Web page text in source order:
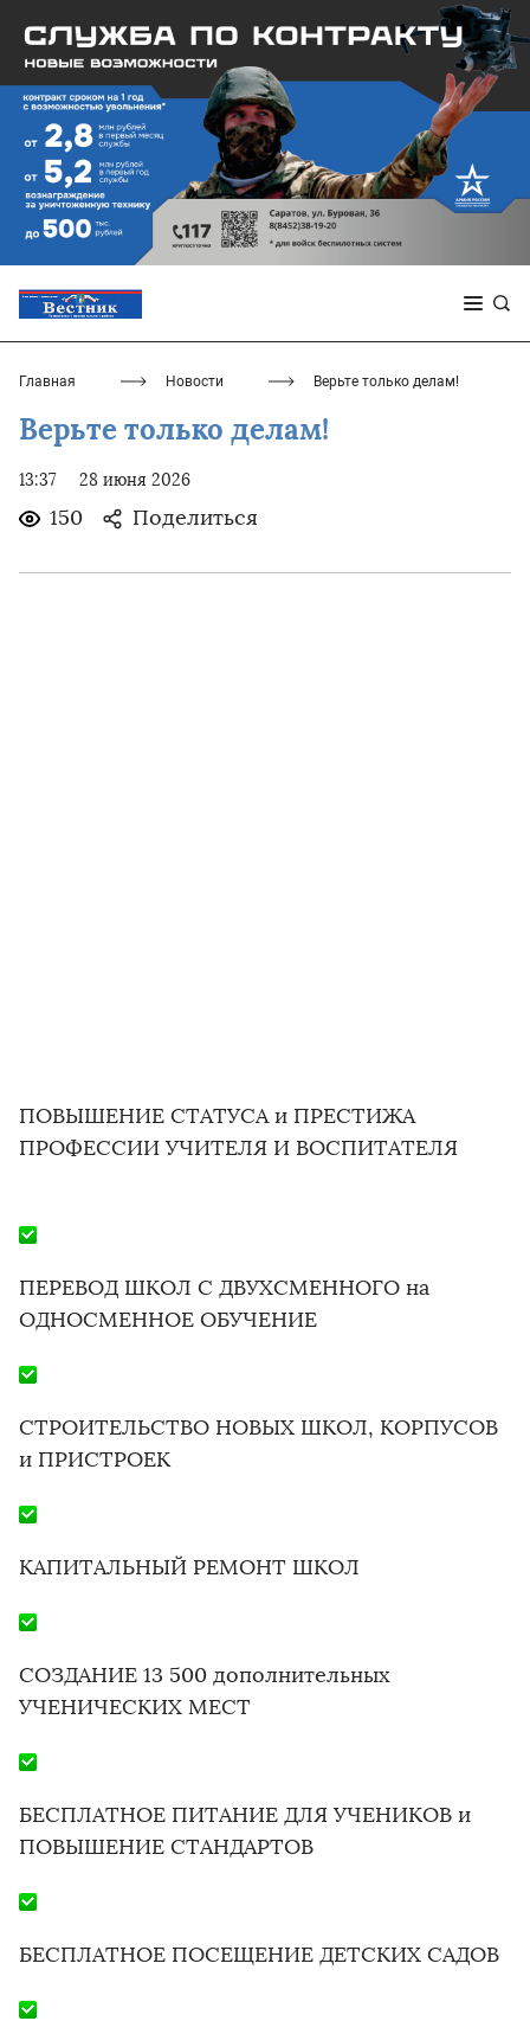
Главная Новости Верьте только делам!
Верьте только делам!
13:37 28 июня 2026
150 Поделиться
ПОВЫШЕНИЕ СТАТУСА и ПРЕСТИЖА
ПРОФЕССИИ УЧИТЕЛЯ И ВОСПИТАТЕЛЯ
ПЕРЕВОД ШКОЛ С ДВУХСМЕННОГО на
ОДНОСМЕННОЕ ОБУЧЕНИЕ
СТРОИТЕЛЬСТВО НОВЫХ ШКОЛ, КОРПУСОВ
и ПРИСТРОЕК
КАПИТАЛЬНЫЙ РЕМОНТ ШКОЛ
СОЗДАНИЕ 13 500 дополнительных
УЧЕНИЧЕСКИХ МЕСТ
БЕСПЛАТНОЕ ПИТАНИЕ ДЛЯ УЧЕНИКОВ и
ПОВЫШЕНИЕ СТАНДАРТОВ
БЕСПЛАТНОЕ ПОСЕЩЕНИЕ ДЕТСКИХ САДОВ